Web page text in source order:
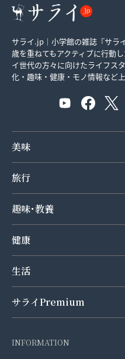
サライ.jp｜小学館の雑誌『サラ
歳を重ねてもアクティブに行動
イ世代の方々に向けたライフス
化・趣味・健康・モノ情報など
美味
旅行
趣味･教養
健康
生活
サライPremium
INFORMATION